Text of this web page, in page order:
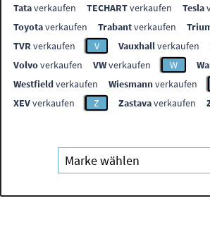
Tataverkaufen TECHARTverkaufen Tesla
Toyotaverkaufen Trabantverkaufen
TVR verkaufen V Vauxhallverkaufen
Volvoverkaufen VWverkaufen W
Westfieldverkaufen Wiesmannverkaufen
XEVverkaufen Z Zastavaverkaufen